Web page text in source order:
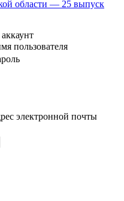
области — 25 выпуск
пользователя
электронной почты